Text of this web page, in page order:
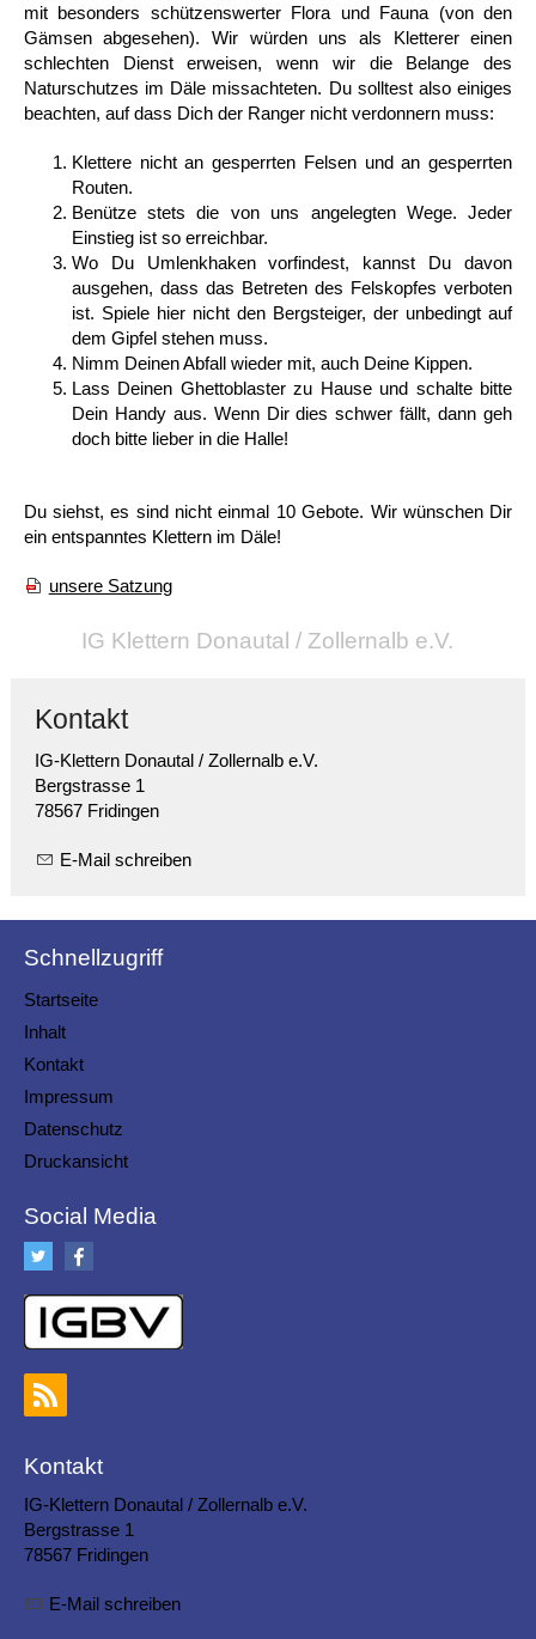
mit besonders schützenswerter Flora und Fauna (von den
Gämsen abgesehen). Wir würden uns als Klet­terer einen
schlechten Dienst erweisen, wenn wir die Belange des
Naturschutzes im Däle missachteten. Du solltest also einiges
beach­ten, auf dass Dich der Ranger nicht verdon­nern muss:
Klettere nicht an gesperrten Felsen und an ge­sperrten
Routen.
Benütze stets die von uns angelegten Wege. Jeder
Einstieg ist so erreichbar.
Wo Du Umlenkhaken vorfindest, kannst Du davon
ausgehen, dass das Betreten des Fels­kopfes verboten
ist. Spiele hier nicht den Bergsteiger, der unbedingt auf
dem Gipfel ste­hen muss.
Nimm Deinen Abfall wieder mit, auch Deine Kippen.
Lass Deinen Ghettoblaster zu Hause und schalte bitte
Dein Handy aus. Wenn Dir dies schwer fällt, dann geh
doch bitte lieber in die Halle!
Du siehst, es sind nicht einmal 10 Gebote. Wir wünschen Dir
ein entspanntes Klettern im Däle!
unsere Satzung
IG Klettern Donautal / Zollernalb e.V.
Kontakt
IG-Klettern Donautal / Zollernalb e.V.
Bergstrasse 1
78567 Fridingen
E-Mail schreiben
Schnellzugriff
Startseite
Inhalt
Kontakt
Impressum
Datenschutz
Druckansicht
Social Media
Kontakt
IG-Klettern Donautal / Zollernalb e.V.
Bergstrasse 1
78567 Fridingen
E-Mail schreiben